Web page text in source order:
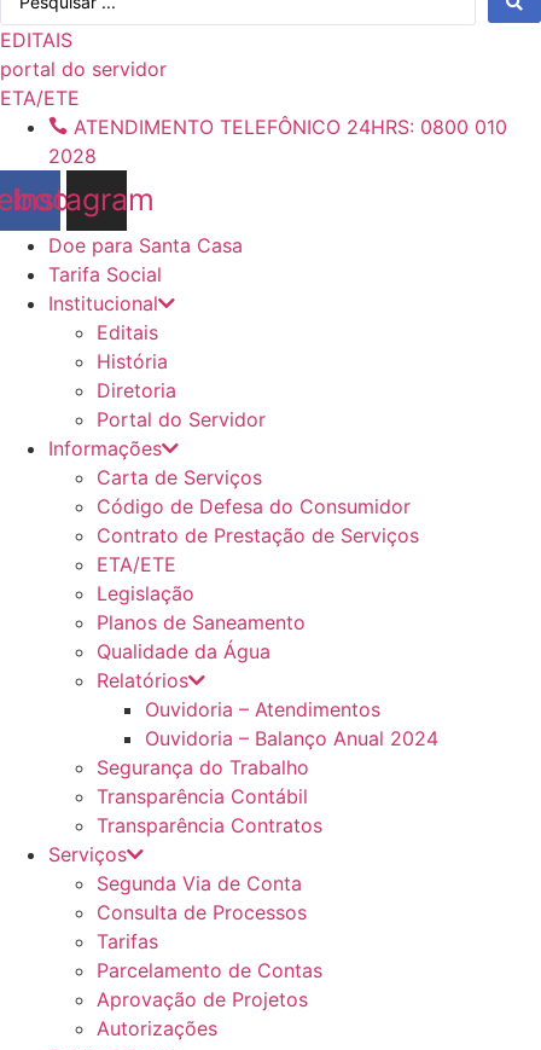
o
conteúdo
EDITAIS
portal do servidor
ETA/ETE
ATENDIMENTO TELEFÔNICO 24HRS: 0800 010
2028
Instagram
Doe para Santa Casa
Tarifa Social
Institucional
Editais
História
Diretoria
Portal do Servidor
Informações
Carta de Serviços
Código de Defesa do Consumidor
Contrato de Prestação de Serviços
ETA/ETE
Legislação
Planos de Saneamento
Qualidade da Água
Relatórios
Ouvidoria – Atendimentos
Ouvidoria – Balanço Anual 2024
Segurança do Trabalho
Transparência Contábil
Transparência Contratos
Serviços
Segunda Via de Conta
Consulta de Processos
Tarifas
Parcelamento de Contas
Aprovação de Projetos
Autorizações